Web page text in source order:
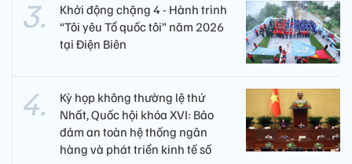
Khởi động chặng 4 - Hành trình
“Tôi yêu Tổ quốc tôi” năm 2026
tại Điện Biên
Kỳ họp không thường lệ thứ
Nhất, Quốc hội khóa XVI: Bảo
đảm an toàn hệ thống ngân
hàng và phát triển kinh tế số